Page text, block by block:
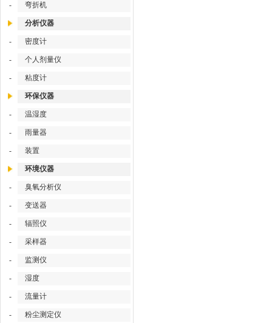
- 弯折机
分析仪器
- 密度计
- 个人剂量仪
- 粘度计
环保仪器
- 温湿度
- 雨量器
- 装置
环境仪器
- 臭氧分析仪
- 变送器
- 辐照仪
- 采样器
- 监测仪
- 湿度
- 流量计
- 粉尘测定仪